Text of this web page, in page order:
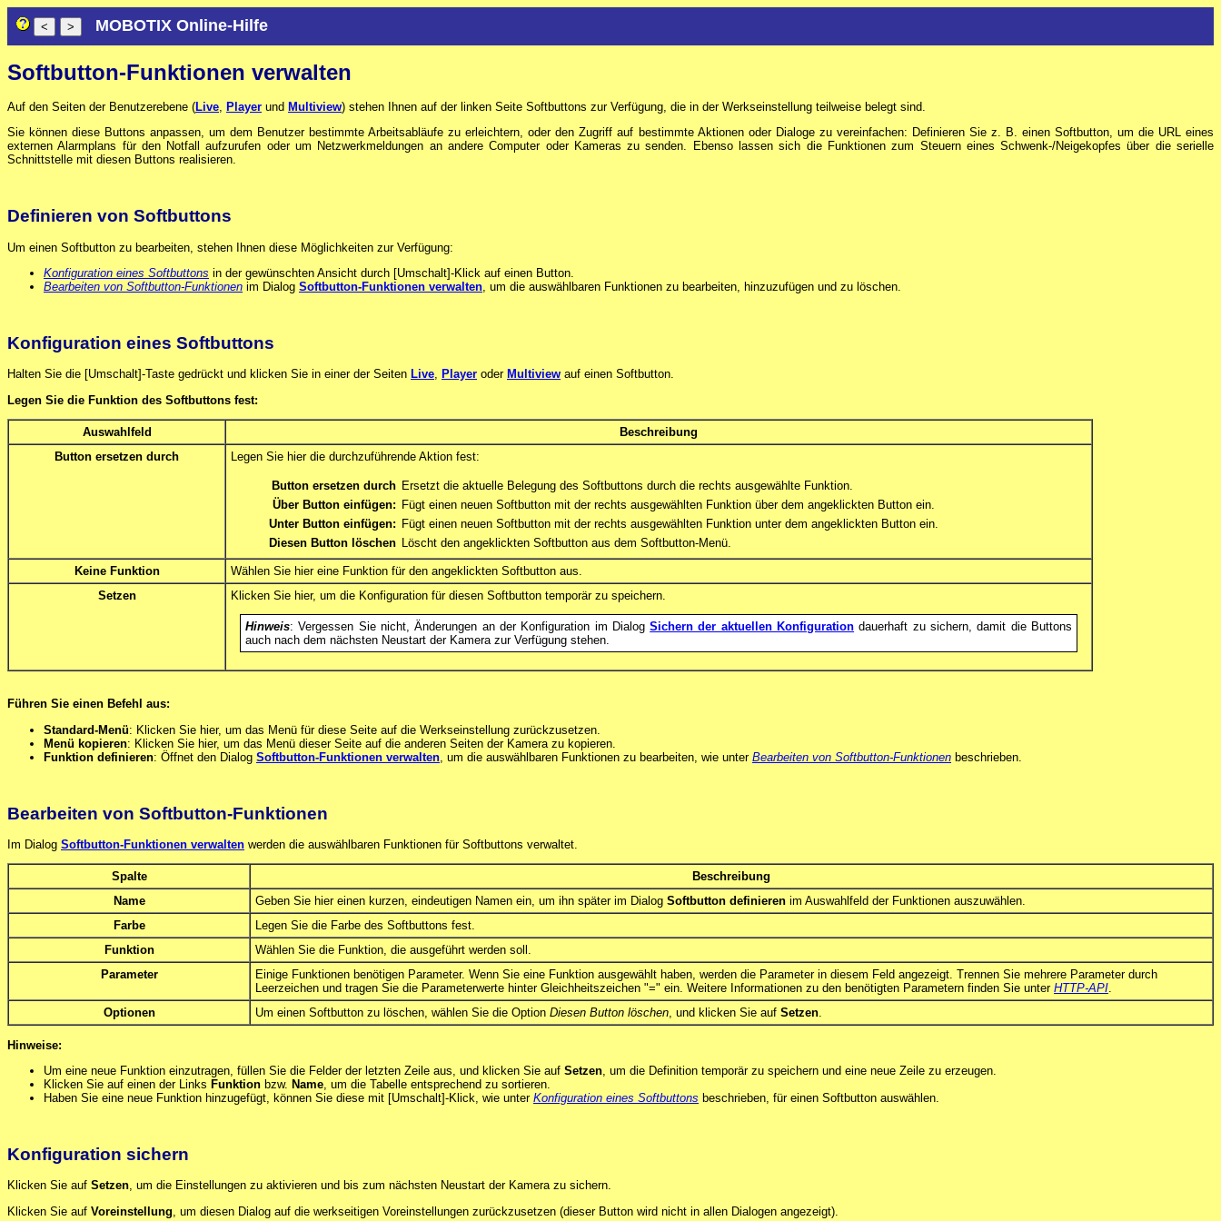
MOBOTIX Online-Hilfe
Softbutton-Funktionen verwalten
Auf den Seiten der Benutzerebene (Live, Player und Multiview) stehen Ihnen auf der linken Seite Softbuttons zur Verfügung, die in der Werkseinstellung teilweise belegt sind.
Sie können diese Buttons anpassen, um dem Benutzer bestimmte Arbeitsabläufe zu erleichtern, oder den Zugriff auf bestimmte Aktionen oder Dialoge zu vereinfachen: Definieren Sie z. B. einen Softbutton, um die URL eines
externen Alarmplans für den Notfall aufzurufen oder um Netzwerkmeldungen an andere Computer oder Kameras zu senden. Ebenso lassen sich die Funktionen zum Steuern eines Schwenk-/Neigekopfes über die serielle
Schnittstelle mit diesen Buttons realisieren.
Definieren von Softbuttons
Um einen Softbutton zu bearbeiten, stehen Ihnen diese Möglichkeiten zur Verfügung:
Konfiguration eines Softbuttons in der gewünschten Ansicht durch [Umschalt]-Klick auf einen Button.
Bearbeiten von Softbutton-Funktionen im Dialog Softbutton-Funktionen verwalten, um die auswählbaren Funktionen zu bearbeiten, hinzuzufügen und zu löschen.
Konfiguration eines Softbuttons
Halten Sie die [Umschalt]-Taste gedrückt und klicken Sie in einer der Seiten Live, Player oder Multiview auf einen Softbutton.
Legen Sie die Funktion des Softbuttons fest:
Auswahlfeld
Beschreibung
Button ersetzen durch
Legen Sie hier die durchzuführende Aktion fest:
Button ersetzen durch Ersetzt die aktuelle Belegung des Softbuttons durch die rechts ausgewählte Funktion.
Über Button einfügen: Fügt einen neuen Softbutton mit der rechts ausgewählten Funktion über dem angeklickten Button ein.
Unter Button einfügen: Fügt einen neuen Softbutton mit der rechts ausgewählten Funktion unter dem angeklickten Button ein.
Diesen Button löschen Löscht den angeklickten Softbutton aus dem Softbutton-Menü.
Keine Funktion
Wählen Sie hier eine Funktion für den angeklickten Softbutton aus.
Setzen
Klicken Sie hier, um die Konfiguration für diesen Softbutton temporär zu speichern.
Hinweis: Vergessen Sie nicht, Änderungen an der Konfiguration im DialogSichern der aktuellen Konfiguration dauerhaft zu sichern, damit die Buttons
auch nach dem nächsten Neustart der Kamera zur Verfügung stehen.
Führen Sie einen Befehl aus:
Standard-Menü: Klicken Sie hier, um das Menü für diese Seite auf die Werkseinstellung zurückzusetzen.
Menü kopieren: Klicken Sie hier, um das Menü dieser Seite auf die anderen Seiten der Kamera zu kopieren.
Funktion definieren: Öffnet den Dialog Softbutton-Funktionen verwalten , um die auswählbaren Funktionen zu bearbeiten, wie unter Bearbeiten von Softbutton-Funktionen beschrieben.
Bearbeiten von Softbutton-Funktionen
Im Dialog Softbutton-Funktionen verwalten werden die auswählbaren Funktionen für Softbuttons verwaltet.
Spalte
Beschreibung
Name
Geben Sie hier einen kurzen, eindeutigen Namen ein, um ihn später im Dialog Softbutton definieren im Auswahlfeld der Funktionen auszuwählen.
Farbe
Legen Sie die Farbe des Softbuttons fest.
Funktion
Wählen Sie die Funktion, die ausgeführt werden soll.
Parameter
Einige Funktionen benötigen Parameter. Wenn Sie eine Funktion ausgewählt haben, werden die Parameter in diesem Feld angezeigt. Trennen Sie mehrere Parameter durch
Leerzeichen und tragen Sie die Parameterwerte hinter Gleichheitszeichen "=" ein. Weitere Informationen zu den benötigten Parametern finden Sie unter HTTP-API.
Optionen
Um einen Softbutton zu löschen, wählen Sie die Option Diesen Button löschen, und klicken Sie auf Setzen.
Hinweise:
Um eine neue Funktion einzutragen, füllen Sie die Felder der letzten Zeile aus, und klicken Sie auf Setzen, um die Definition temporär zu speichern und eine neue Zeile zu erzeugen.
Klicken Sie auf einen der Links Funktion bzw. Name, um die Tabelle entsprechend zu sortieren.
Haben Sie eine neue Funktion hinzugefügt, können Sie diese mit [Umschalt]-Klick, wie unter Konfiguration eines Softbuttons beschrieben, für einen Softbutton auswählen.
Konfiguration sichern
Klicken Sie auf Setzen, um die Einstellungen zu aktivieren und bis zum nächsten Neustart der Kamera zu sichern.
Klicken Sie auf Voreinstellung , um diesen Dialog auf die werkseitigen Voreinstellungen zurückzusetzen (dieser Button wird nicht in allen Dialogen angezeigt).